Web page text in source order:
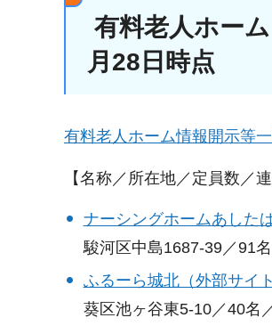
有料老人ホー
月28日時点
有料老人ホーム情報開示等
【名称／所在地／定員数／
ナーシングホームあした
駿河区中島1687-39／91
ふるーら城北（外部サイ
葵区池ヶ谷東5-10／40名